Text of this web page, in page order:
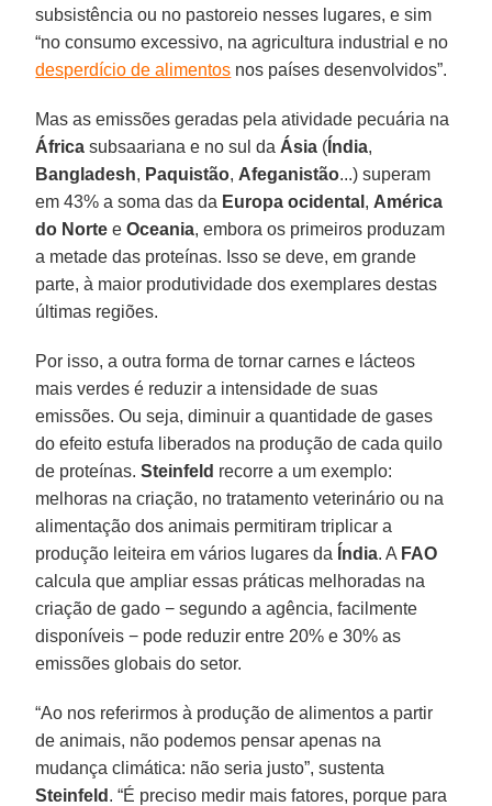
subsistência ou no pastoreio nesses lugares, e sim
“no consumo excessivo, na agricultura industrial e no
desperdício de alimentos nos países desenvolvidos”.
Mas as emissões geradas pela atividade pecuária na
África subsaariana e no sul da Ásia ( Índia,
Bangladesh, Paquistão, Afeganistão...) superam
em 43% a soma das da Europa ocidental , América
do Norte eOceania, embora os primeiros produzam
a metade das proteínas. Isso se deve, em grande
parte, à maior produtividade dos exemplares destas
últimas regiões.
Por isso, a outra forma de tornar carnes e lácteos
mais verdes é reduzir a intensidade de suas
emissões. Ou seja, diminuir a quantidade de gases
do efeito estufa liberados na produção de cada quilo
de proteínas.Steinfeld recorre a um exemplo:
melhoras na criação, no tratamento veterinário ou na
alimentação dos animais permitiram triplicar a
produção leiteira em vários lugares da Índia. A FAO
calcula que ampliar essas práticas melhoradas na
criação de gado − segundo a agência, facilmente
disponíveis − pode reduzir entre 20% e 30% as
emissões globais do setor.
“Ao nos referirmos à produção de alimentos a partir
de animais, não podemos pensar apenas na
mudança climática: não seria justo”, sustenta
Steinfeld . “É preciso medir mais fatores, porque para